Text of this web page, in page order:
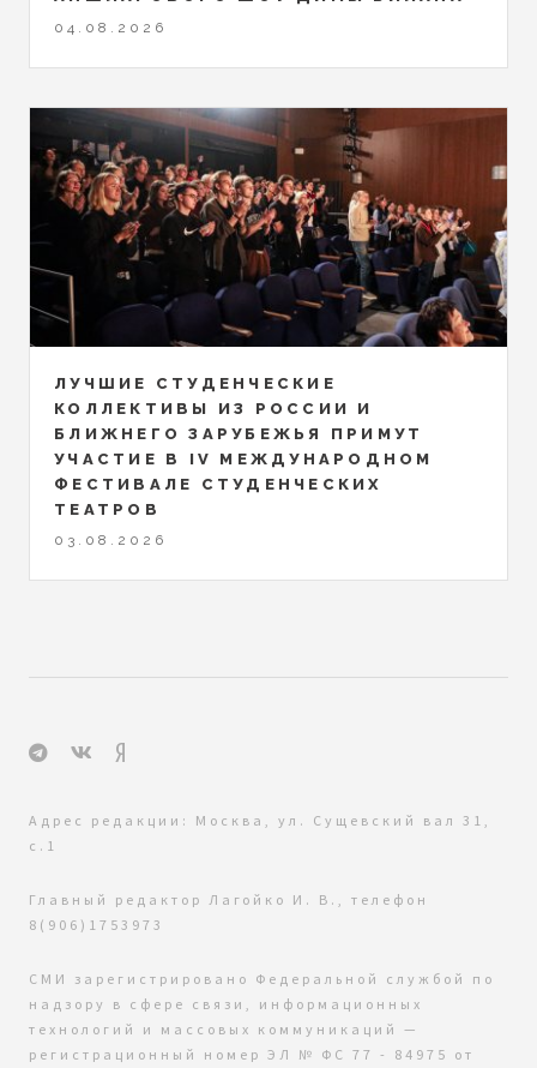
04.08.2026
ЛУЧШИЕ СТУДЕНЧЕСКИЕ
КОЛЛЕКТИВЫ ИЗ РОССИИ И
БЛИЖНЕГО ЗАРУБЕЖЬЯ ПРИМУТ
УЧАСТИЕ В IV МЕЖДУНАРОДНОМ
ФЕСТИВАЛЕ СТУДЕНЧЕСКИХ
ТЕАТРОВ
03.08.2026
Адрес редакции: Москва, ул. Сущевский вал 31,
с.1
Главный редактор Лагойко И. В., телефон
8(906)1753973
СМИ зарегистрировано Федеральной службой по
надзору в сфере связи, информационных
технологий и массовых коммуникаций —
регистрационный номер ЭЛ № ФС 77 - 84975 от